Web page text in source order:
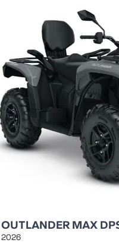
OUTLANDER MAX
2026